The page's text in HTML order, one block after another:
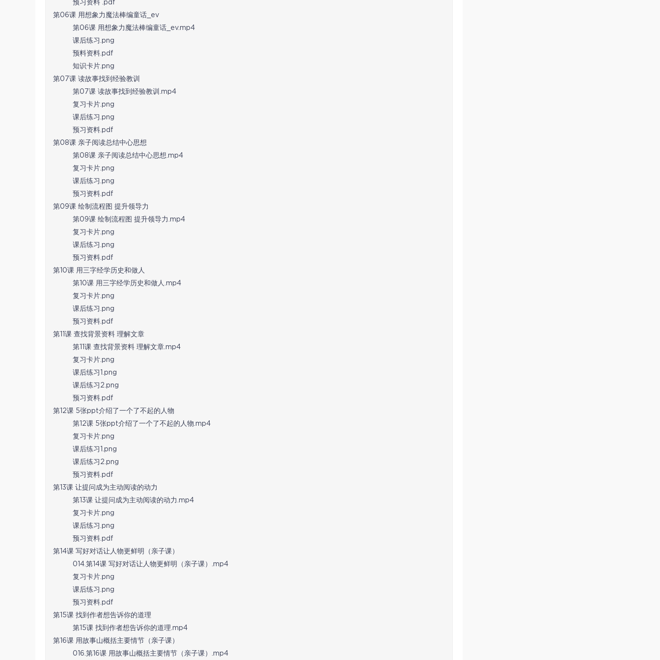
预习资料 .pdf
第06课 用想象力魔法棒编童话_ev
第06课 用想象力魔法棒编童话_ev.mp4
课后练习.png
预料资料.pdf
知识卡片.png
第07课 读故事找到经验教训
第07课 读故事找到经验教训.mp4
复习卡片.png
课后练习.png
预习资料.pdf
第08课 亲子阅读总结中心思想
第08课 亲子阅读总结中心思想.mp4
复习卡片.png
课后练习.png
预习资料.pdf
第09课 绘制流程图 提升领导力
第09课 绘制流程图 提升领导力.mp4
复习卡片.png
课后练习.png
预习资料.pdf
第10课 用三字经学历史和做人
第10课 用三字经学历史和做人.mp4
复习卡片.png
课后练习.png
预习资料.pdf
第11课 查找背景资料 理解文章
第11课 查找背景资料 理解文章.mp4
复习卡片.png
课后练习1.png
课后练习2.png
预习资料.pdf
第12课 5张ppt介绍了一个了不起的人物
第12课 5张ppt介绍了一个了不起的人物.mp4
复习卡片.png
课后练习1.png
课后练习2.png
预习资料.pdf
第13课 让提问成为主动阅读的动力
第13课 让提问成为主动阅读的动力.mp4
复习卡片.png
课后练习.png
预习资料.pdf
第14课 写好对话让人物更鲜明（亲子课）
014.第14课 写好对话让人物更鲜明（亲子课）.mp4
复习卡片.png
课后练习.png
预习资料.pdf
第15课 找到作者想告诉你的道理
第15课 找到作者想告诉你的道理.mp4
第16课 用故事山概括主要情节（亲子课）
016.第16课 用故事山概括主要情节（亲子课）.mp4